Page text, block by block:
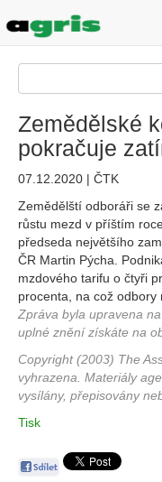
Zemědělské
pokračuje
07.12.2020 | ČTK
Zemědělští odboráři se
růstu mezd v příštím
předseda největšího
ČR Martin Pýcha.
mzdového tarifu o čtyři
procenta, na což odbory
Zpráva byla upravena
uplné znění získáte na
Copyright (2003) The
vyhrazena. Materiály
vysílány, přepisovány
Tisk